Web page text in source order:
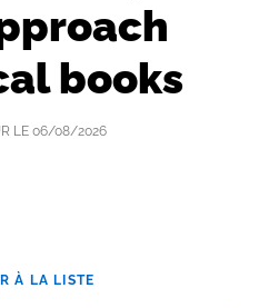
books
LE 06/08/2026
À LA LISTE